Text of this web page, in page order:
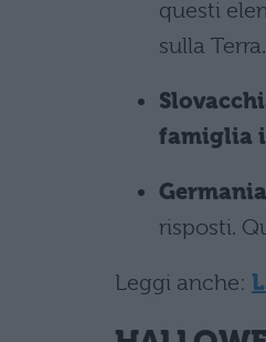
questi
sulla Terra.
famiglia
risposti.
Leggi anche: